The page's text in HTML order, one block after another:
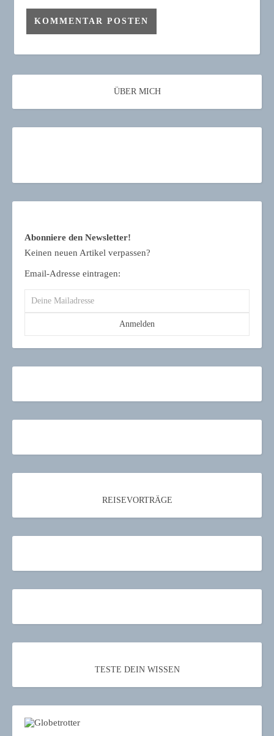
ÜBER MICH
Abonniere den Newsletter!
Keinen neuen Artikel verpassen?
Email-Adresse eintragen:
REISEVORTRÄGE
TESTE DEIN WISSEN